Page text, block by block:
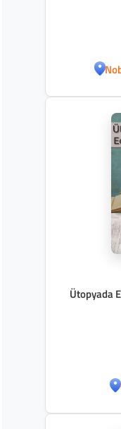
Ütopyada